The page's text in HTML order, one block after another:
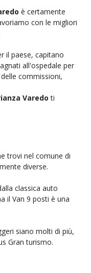
è certamente
con le migliori
il paese, capitano
all'ospedale per
commissioni,
Varedo ti
trovi nel comune di
diverse.
classica auto
il Van 9 posti è una
siano molti di più,
Gran turismo.